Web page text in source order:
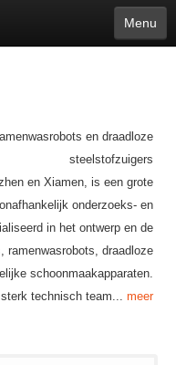
Menu
bāṅlā Norsk
Türkçe
Ukrainian Slovenčina
en draadloze
steelstofzuigers
en Xiamen, is een grote
onderzoeks- en
in het ontwerp en de
ramenwasrobots, draadloze
schoonmaakapparaten.
technisch team... meer